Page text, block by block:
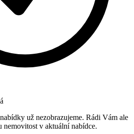
už nezobrazujeme. Rádi Vám ale
nemovitost v aktuální nabídce.